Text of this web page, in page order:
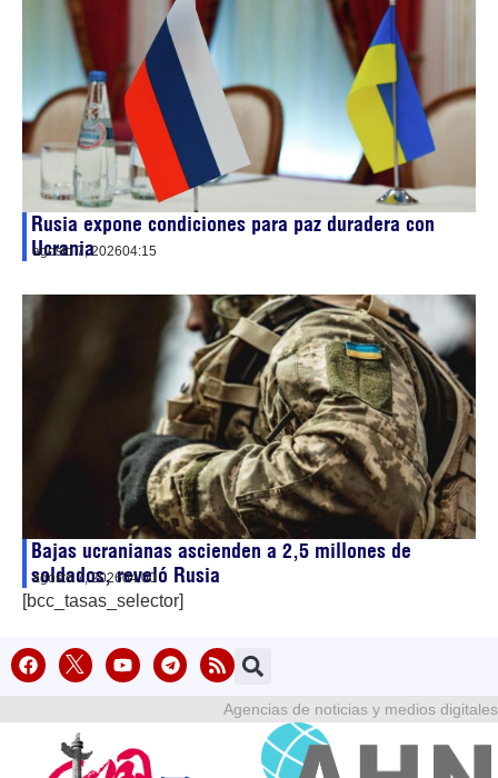
Rusia expone condiciones para paz duradera con
Ucrania
agosto 7, 202604:15
Bajas ucranianas ascienden a 2,5 millones de
soldados, reveló Rusia
agosto 7, 202604:00
[bcc_tasas_selector]
Agencias de noticias y medios digitales